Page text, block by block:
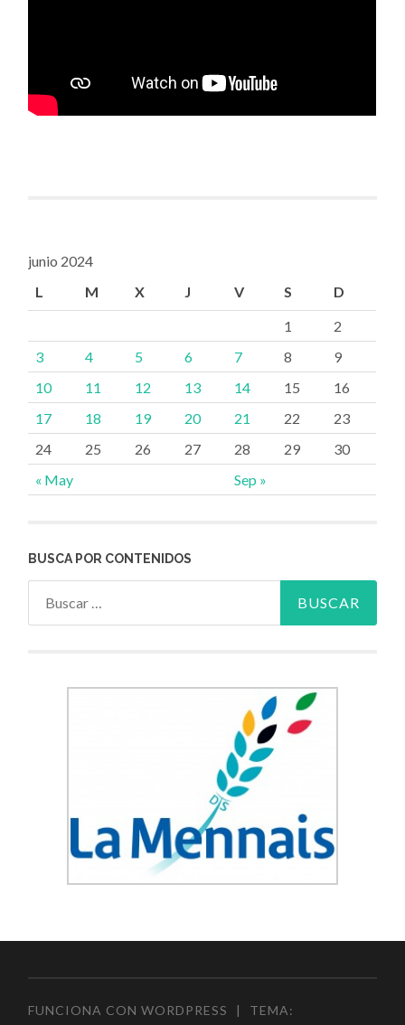
junio 2024
L
M X J V S D
« May Sep »
1
2
3
4 5 6 7 8
9
10
11 12 13 14 15
16
17
18 19 20 21 22
23
24
25 26 27 28 29 30
BUSCA POR CONTENIDOS
FUNCIONA CON WORDPRESS |
TEMA: